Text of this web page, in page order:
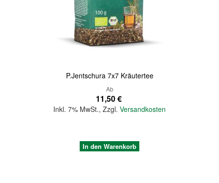
P.Jentschura 7x7 Kräutertee
Ab
11,50 €
Inkl. 7% MwSt., Zzgl. Versandkosten
In den Warenkorb